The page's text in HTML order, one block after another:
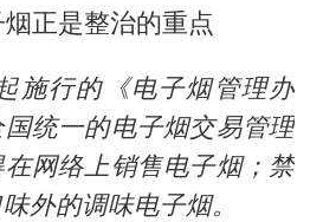
“不怕六爷挂得多 就怕六爷挂一颗”
多个明星演唱会取消
36岁男演员成景区NPC后人气爆棚
正是整治的重点
施行的《电子烟管理办
统一的电子烟交易管理
网络上销售电子烟；禁
外的调味电子烟。